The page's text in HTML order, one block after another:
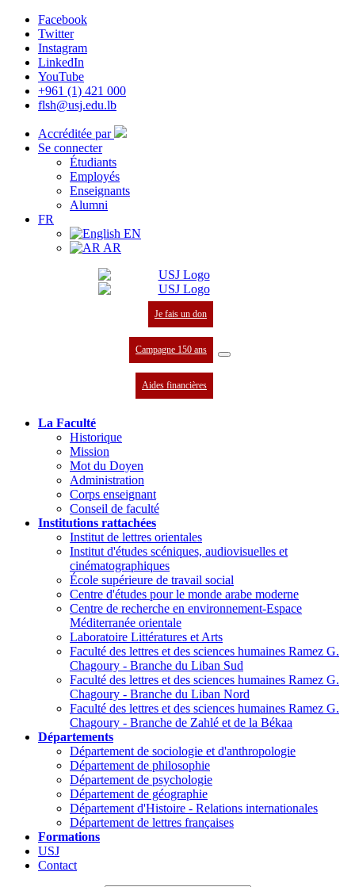
Facebook
Twitter
Instagram
LinkedIn
YouTube
+961 (1) 421 000
flsh@usj.edu.lb
Accréditée par
Se connecter
Étudiants
Employés
Enseignants
Alumni
FR
EN
AR
Je fais un don
Campagne 150 ans
Aides financières
La Faculté
Historique
Mission
Mot du Doyen
Administration
Corps enseignant
Conseil de faculté
Institutions rattachées
Institut de lettres orientales
Institut d'études scéniques, audiovisuelles et
cinématographiques
École supérieure de travail social
Centre d'études pour le monde arabe moderne
Centre de recherche en environnement-Espace
Méditerranée orientale
Laboratoire Littératures et Arts
Faculté des lettres et des sciences humaines Ramez G.
Chagoury - Branche du Liban Sud
Faculté des lettres et des sciences humaines Ramez G.
Chagoury - Branche du Liban Nord
Faculté des lettres et des sciences humaines Ramez G.
Chagoury - Branche de Zahlé et de la Békaa
Départements
Département de sociologie et d'anthropologie
Département de philosophie
Département de psychologie
Département de géographie
Département d'Histoire - Relations internationales
Département de lettres françaises
Formations
USJ
Contact